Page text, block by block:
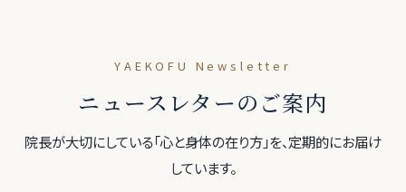
YAEKOFU Newsletter
ニュースレターのご案内
院長が大切にしている「心と身体の在り方」を、定期的にお届け
しています。